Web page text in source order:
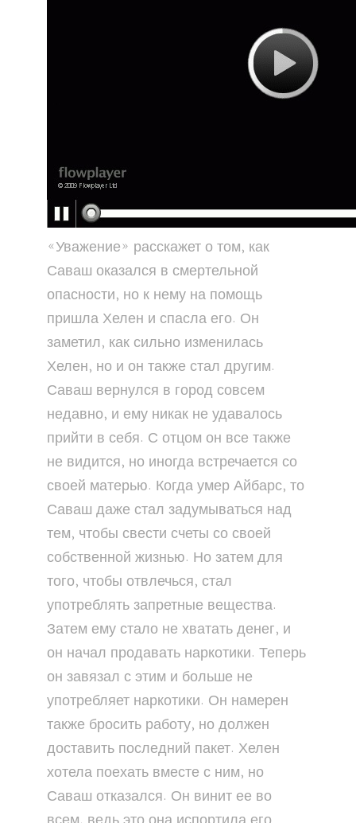
«Уважение» расскажет о том, как
Саваш оказался в смертельной
опасности, но к нему на помощь
пришла Хелен и спасла его. Он
заметил, как сильно изменилась
Хелен, но и он также стал другим.
Саваш вернулся в город совсем
недавно, и ему никак не удавалось
прийти в себя. С отцом он все также
не видится, но иногда встречается со
своей матерью. Когда умер Айбарс, то
Саваш даже стал задумываться над
тем, чтобы свести счеты со своей
собственной жизнью. Но затем для
того, чтобы отвлечься, стал
употреблять запретные вещества.
Затем ему стало не хватать денег, и
он начал продавать наркотики. Теперь
он завязал с этим и больше не
употребляет наркотики. Он намерен
также бросить работу, но должен
доставить последний пакет. Хелен
хотела поехать вместе с ним, но
Саваш отказался. Он винит ее во